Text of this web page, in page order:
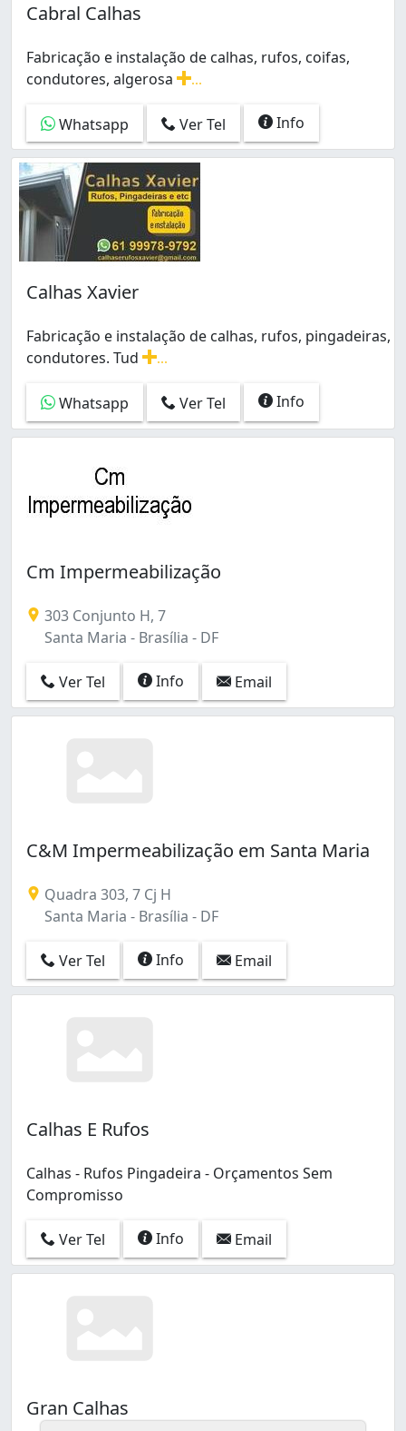
Cabral Calhas
Fabricação e instalação de calhas, rufos, coifas,
condutores, algerosa
Whatsapp
Ver Tel Info
Calhas Xavier
Fabricação e instalação de calhas, rufos, pingadeiras,
condutores. Tud
Whatsapp
Ver Tel Info
Cm Impermeabilização
303 Conjunto H, 7
Santa Maria - Brasília - DF
Ver Tel Info Email
C&M Impermeabilização em Santa Maria
Quadra 303, 7 Cj H
Santa Maria - Brasília - DF
Ver Tel Info Email
Calhas E Rufos
Calhas - Rufos Pingadeira - Orçamentos Sem
Compromisso
Ver Tel Info Email
Gran Calhas